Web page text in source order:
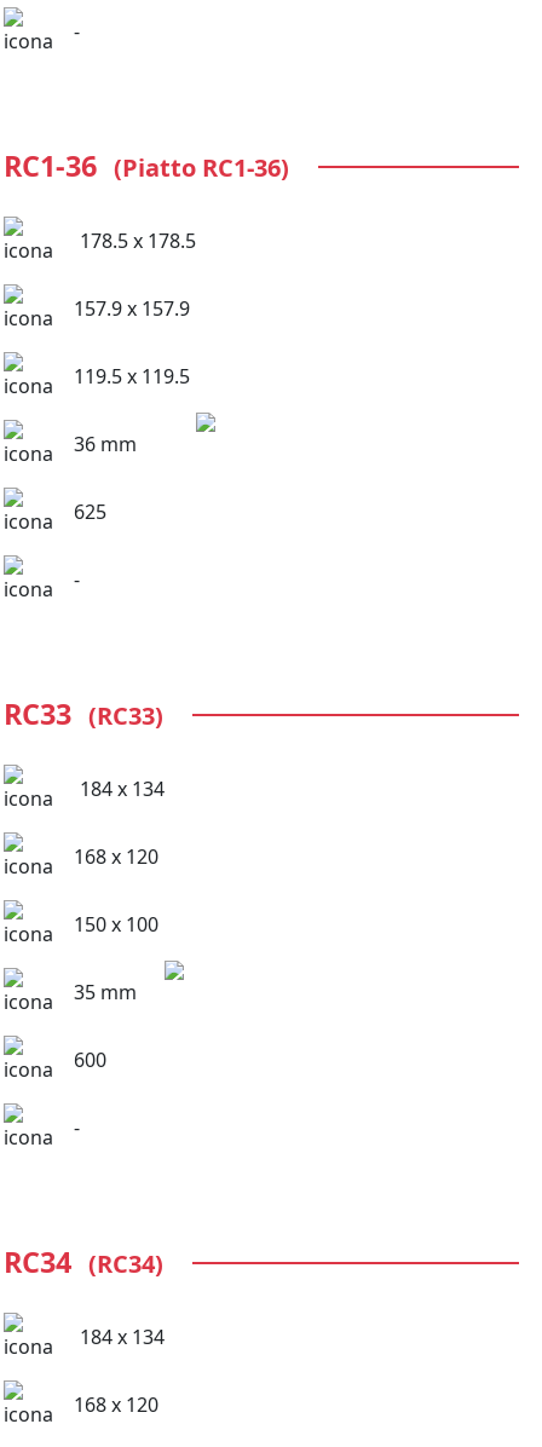
-
RC1-36 (Piatto RC1-36)
178.5 x 178.5
157.9 x 157.9
119.5 x 119.5
36 mm
625
-
RC33 (RC33)
184 x 134
168 x 120
150 x 100
35 mm
600
-
RC34 (RC34)
184 x 134
168 x 120